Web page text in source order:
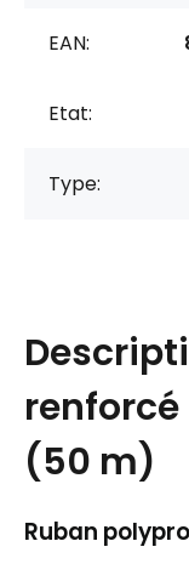
EAN:
Etat:
Type:
(50 m)
Ruban